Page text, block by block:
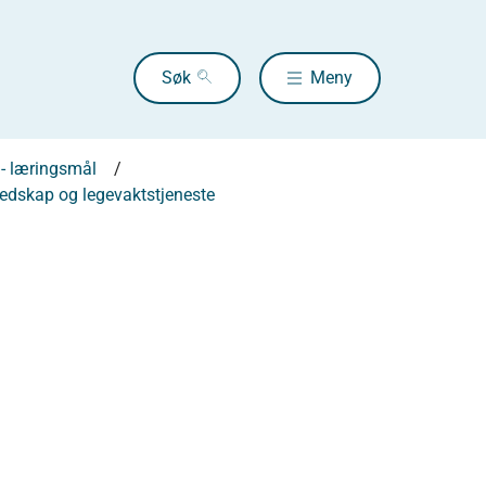
Søk Meny
læringsmål
og legevaktstjeneste